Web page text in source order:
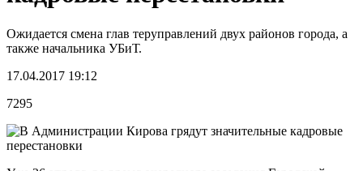
Ожидается смена глав теруправлений двух районов города, а
также начальника УБиТ.
17.04.2017 19:12
7295